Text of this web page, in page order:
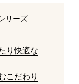
リーズ
り快適な
こだわり